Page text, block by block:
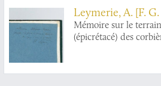
Leymerie, A. [F.
Mémoire sur le
(épicrétacé) des